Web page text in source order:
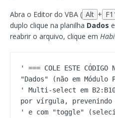
Abra o Editor do VBA ( Alt +
duplo clique na planilha Dados
reabrir o arquivo, clique em
' === COLE ESTE CÓDIGO
"Dados" (não em Módulo
' Multi-select em
por vírgula, prevenindo
' e com "toggle"